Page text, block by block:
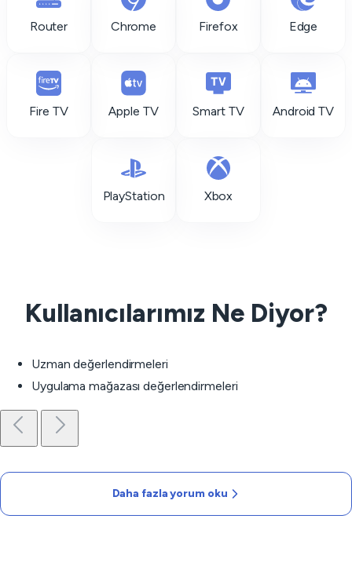
Router Chrome Firefox Edge
Fire TV Apple TV Smart TV Android TV
PlayStation Xbox
Kullanıcılarımız Ne Diyor?
Uzman değerlendirmeleri
Uygulama mağazası değerlendirmeleri
Daha fazla yorum oku